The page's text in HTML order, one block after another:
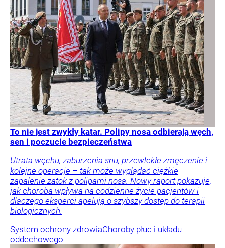
To nie jest zwykły katar. Polipy nosa odbierają węch,
sen i poczucie bezpieczeństwa
Utrata węchu, zaburzenia snu, przewlekłe zmęczenie i
kolejne operacje – tak może wyglądać ciężkie
zapalenie zatok z polipami nosa. Nowy raport pokazuje,
jak choroba wpływa na codzienne życie pacjentów i
dlaczego eksperci apelują o szybszy dostęp do terapii
biologicznych.
System ochrony zdrowiaChoroby płuc i układu
oddechowego